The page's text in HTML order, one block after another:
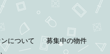
について
募集中の物件